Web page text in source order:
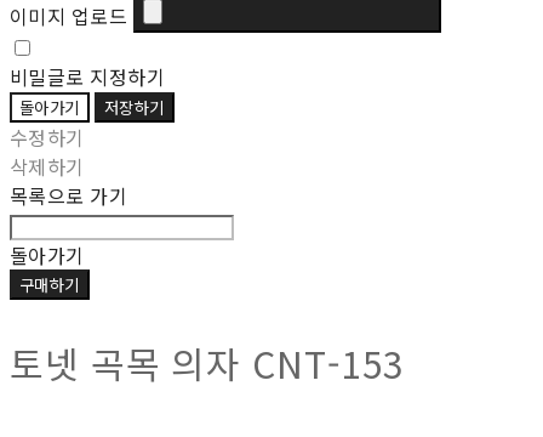
이미지 업로드
비밀글로 지정하기
돌아가기 저장하기
수정하기
삭제하기
목록으로 가기
돌아가기
구매하기
토넷 곡목 의자 CNT-153